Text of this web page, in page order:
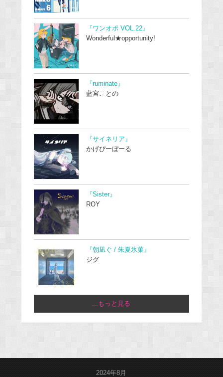
『ワンオポ VOL.22』
Wonderful★opportunity!
『ruminate』
藍宮ことの
『サイネリア』
かげぴーぼーる
『Sister』
ROY
『朝凪ぐ / 朱夏氷菓』
ジグ
...もっと見る
2024年8月